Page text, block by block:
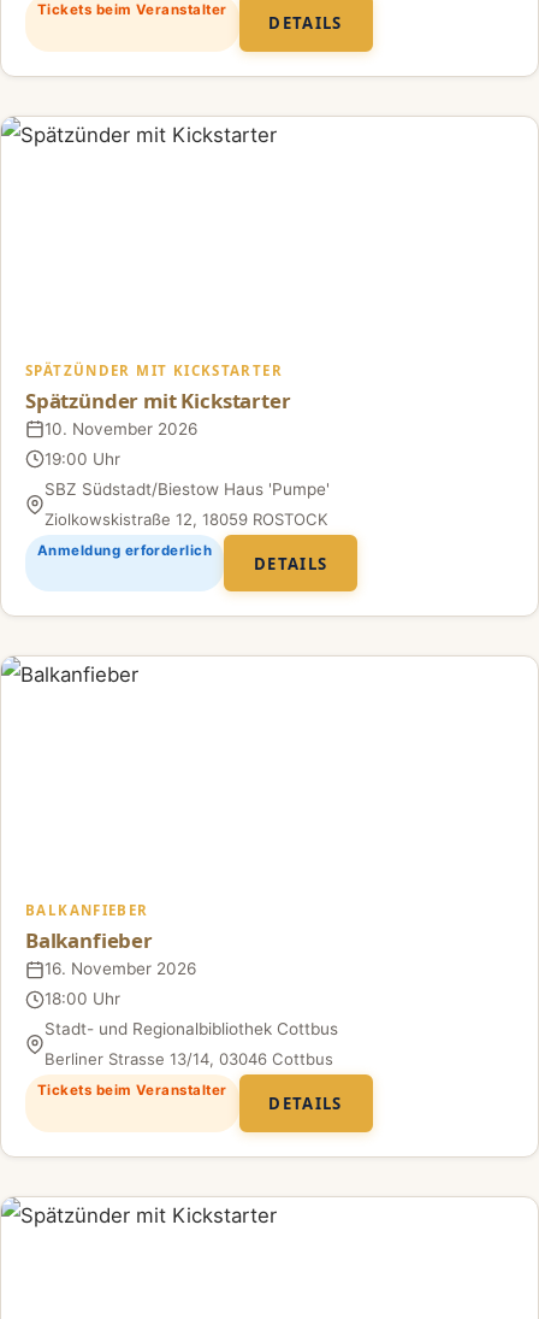
Tickets beim Veranstalter
DETAILS
SPÄTZÜNDER MIT KICKSTARTER
Spätzünder mit Kickstarter
Datum
10. November 2026
Uhrzeit
19:00 Uhr
Ort
SBZ Südstadt/Biestow Haus 'Pumpe'
Ziolkowskistraße 12, 18059 ROSTOCK
Anmeldung erforderlich
DETAILS
BALKANFIEBER
Balkanfieber
Datum
16. November 2026
Uhrzeit
18:00 Uhr
Ort
Stadt- und Regionalbibliothek Cottbus
Berliner Strasse 13/14, 03046 Cottbus
Tickets beim Veranstalter
DETAILS